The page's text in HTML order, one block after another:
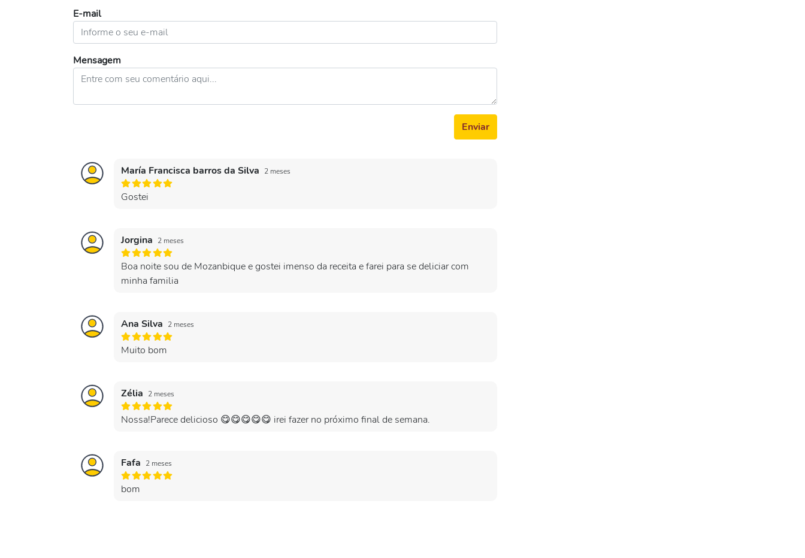
E-mail
Mensagem
Enviar
María Francisca barros da Silva 2 meses
Gostei
Jorgina 2 meses
Boa noite sou de Mozanbique e gostei imenso da receita e farei para se deliciar com
minha familia
Ana Silva 2 meses
Muito bom
Zélia 2 meses
Nossa!Parece delicioso 😋😋😋😋😋 irei fazer no próximo final de semana.
Fafa 2 meses
bom